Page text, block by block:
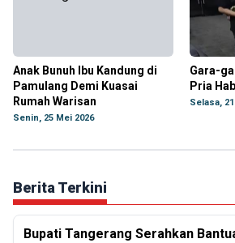
Anak Bunuh Ibu Kandung di
Pamulang Demi Kuasai
Rumah Warisan
Senin, 25 Mei 2026
Gara-
‎Pria
Selasa,
Berita Terkini
Bupati Tangerang Serahkan